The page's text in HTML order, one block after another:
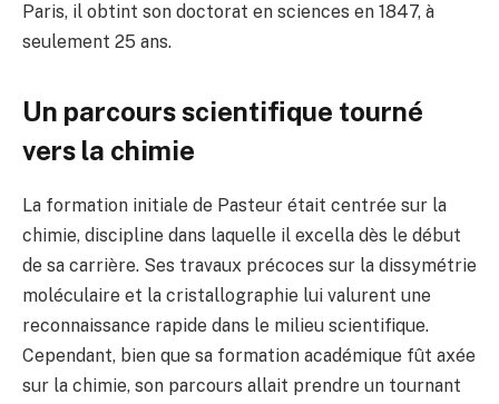
Paris, il obtint son doctorat en sciences en 1847, à
seulement 25 ans.
Un parcours scientifique tourné
vers la chimie
La formation initiale de Pasteur était centrée sur la
chimie, discipline dans laquelle il excella dès le début
de sa carrière. Ses travaux précoces sur la dissymétrie
moléculaire et la cristallographie lui valurent une
reconnaissance rapide dans le milieu scientifique.
Cependant, bien que sa formation académique fût axée
sur la chimie, son parcours allait prendre un tournant